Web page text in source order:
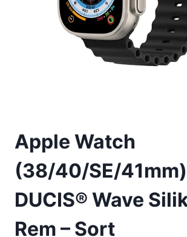
Apple Watch
(38/40/SE/41mm)
DUCIS® Wave
Rem – Sort